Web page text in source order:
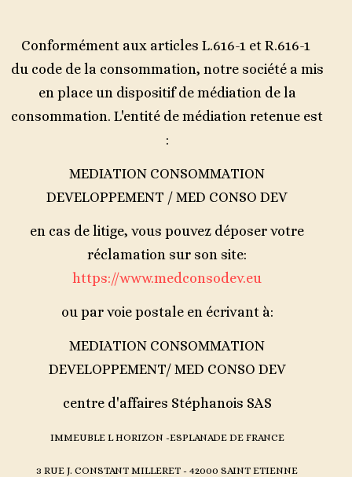
Conformément aux articles L.616-1 et R.616-1
du code de la consommation, notre société a mis
en place un dispositif de médiation de la
consommation. L'entité de médiation retenue est
:
MEDIATION CONSOMMATION
DEVELOPPEMENT / MED CONSO DEV
en cas de litige, vous pouvez déposer votre
réclamation sur son site:
https://www.medconsodev.eu
ou par voie postale en écrivant à:
MEDIATION CONSOMMATION
DEVELOPPEMENT/ MED CONSO DEV
centre d'affaires Stéphanois SAS
IMMEUBLE L HORIZON -ESPLANADE DE FRANCE
3 RUE J. CONSTANT MILLERET - 42000 SAINT ETIENNE